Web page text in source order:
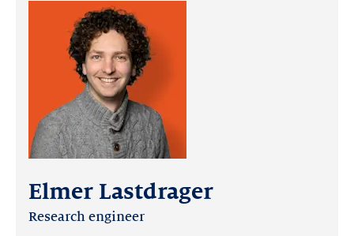
Elmer Lastdrager
Research engineer